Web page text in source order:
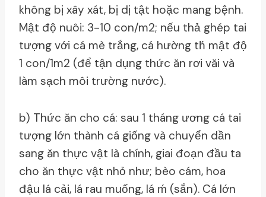
không bị xây xát, bị dị tật hoặc mang bệnh.
Mật độ nuôi: 3-10 con/m2; nếu thả ghép tai
tượng với cá mè trắng, cá hường th́ mật độ
1 con/1m2 (để tận dụng thức ăn rơi văi và
làm sạch môi trường nước).
b) Thức ăn cho cá: sau 1 tháng ương cá tai
tượng lớn thành cá giống và chuyển dần
sang ăn thực vật là chính, giai đoạn đầu ta
cho ăn thực vật nhỏ như; bèo cám, hoa
đậu lá cải, lá rau muống, lá ḿ (sắn). Cá lớn